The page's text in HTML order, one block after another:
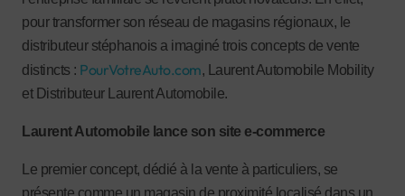
pour transformer son réseau de magasins régionaux, le
distributeur stéphanois a imaginé trois concepts de vente
distincts : PourVotreAuto.com, Laurent Automobile Mobility
et Distributeur Laurent Automobile.
Laurent Automobile lance son site e-commerce
Le premier concept, dédié à la vente à particuliers, se
présente comme un magasin de proximité localisé dans un